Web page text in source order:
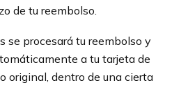
de tu reembolso.
se procesará tu reembolso y
a tu tarjeta de
original, dentro de una cierta